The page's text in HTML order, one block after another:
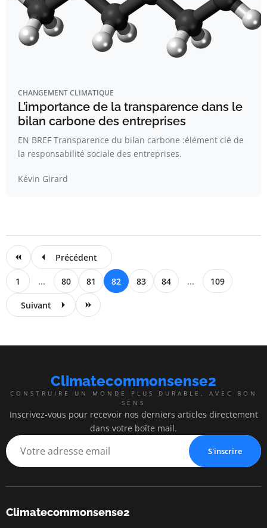
CHANGEMENT CLIMATIQUE
L’importance de la transparence dans le
bilan carbone des entreprises
EN BREF Transparence du bilan carbone :élément clé de
la responsabilité sociale des entreprises.
Kévin Girard
Précédent
1 ... 80 81 82 83 84 ... 109
Suivant
Climatecommonsense2
CONSTRUIRE UN MONDE PLUS DURABLE, AVEC BON
SENS
Inscrivez-vous pour recevoir nos derniers articles directement
dans votre boîte mail.
S'inscrire
Climatecommonsense2